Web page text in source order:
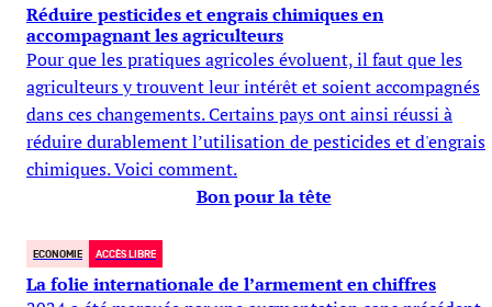
Réduire pesticides et engrais chimiques en
accompagnant les agriculteurs
Pour que les pratiques agricoles évoluent, il faut que les
agriculteurs y trouvent leur intérêt et soient accompagnés
dans ces changements. Certains pays ont ainsi réussi à
réduire durablement l’utilisation de pesticides et d'engrais
chimiques. Voici comment.
Bon pour la tête
ECONOMIE ACCÈS LIBRE
La folie internationale de l’armement en chiffres